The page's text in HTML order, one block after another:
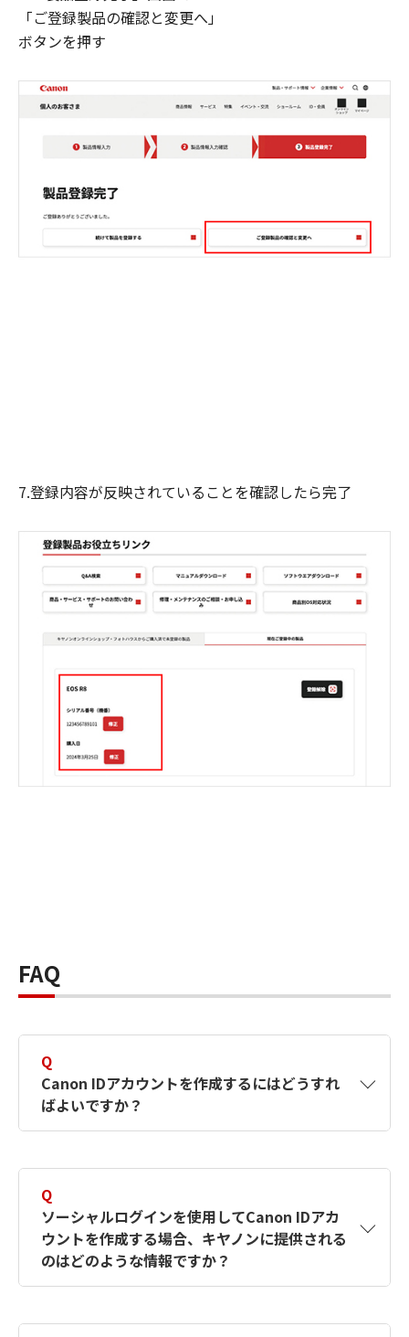
「ご登録製品の確認と変更へ」
ボタンを押す
7.登録内容が反映されていることを確認したら完了
FAQ
Q
Canon IDアカウントを作成するにはどうすれ
ばよいですか？
す。詳しい作成方法は【カメラ】Canon IDとは
何ですか？Canon IDの作成方法は？をご確認く
ださい。
Q
ソーシャルログインを使用してCanon IDアカ
ウントを作成する場合、キヤノンに提供される
のはどのような情報ですか？